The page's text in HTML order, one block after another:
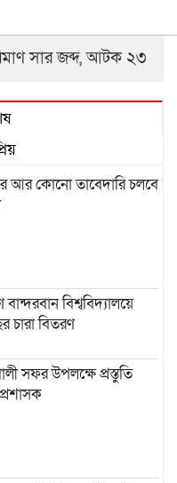
সার জব্দ, আটক ২৩
আর কোনো তাবেদারি চলবে
বিশ্ববিদ্যালয়ে
বিতরণ
সফর উপলক্ষে প্রস্তুতি